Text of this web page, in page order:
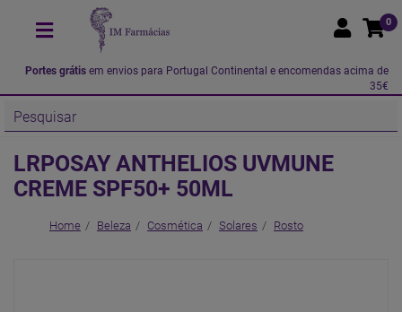
0
Portes grátis em envios para Portugal Continental e encomendas acima de
35€
LRPOSAY ANTHELIOS UVMUNE
CREME SPF50+ 50ML
Home Beleza Cosmética Solares Rosto